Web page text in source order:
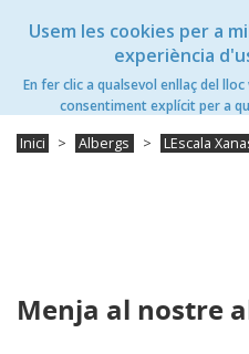
Usem les cookies per a
experiència
En fer clic a qualsevol enllaç del
consentiment explícit per a
Toggle
Toggle
navigation
L'Escala Xanascat
Inici Albergs LEscala
Menja al nostre